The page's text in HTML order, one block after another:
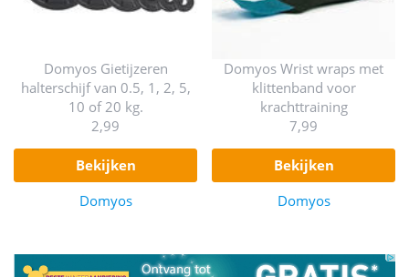
Domyos Gietijzeren
halterschijf van 0.5, 1, 2, 5,
10 of 20 kg.
2,99
bekijken
Domyos
Domyos Wrist wraps met
klittenband voor
krachttraining
7,99
bekijken
Domyos